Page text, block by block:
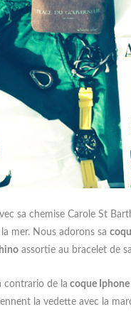
sa chemise Carole St
mer. Nous adorons sa
assortie au bracelet de
contrario de la coque
la vedette avec la